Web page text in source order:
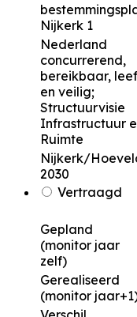
Nijkerk 1
Nederland
concurrerend,
bereikbaar,
en veilig;
Structuurvisie
Infrastructuur
Ruimte
Nijkerk/
2030
Vertraagd
Gepland
(monitor jaar
zelf)
Gerealiseerd
(monitor